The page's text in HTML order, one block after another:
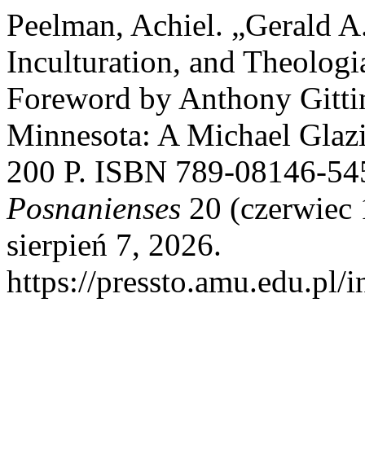
Peelman, Achiel. „Gerald
Inculturation, and
Foreword by Anthony
Minnesota: A Michael
200 P. ISBN 789-08146-
Posnanienses 20 (czerwiec
sierpień 7, 2026.
https://